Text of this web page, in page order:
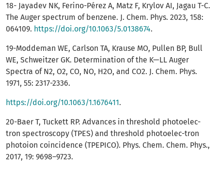
18- Jayadev NK, Ferino-Pérez A, Matz F, Krylov AI, Jagau T-C.
The Auger spectrum of benzene. J. Chem. Phys. 2023, 158:
064109. https://doi.org/10.1063/5.0138674.
19-Moddeman WE, Carlson TA, Krause MO, Pullen BP, Bull
WE, Schweitzer GK. Determination of the K—LL Auger
Spectra of N2, O2, CO, NO, H2O, and CO2. J. Chem. Phys.
1971, 55: 2317-2336.
https://doi.org/10.1063/1.1676411.
20-Baer T, Tuckett RP. Advances in threshold photoelec-
tron spectroscopy (TPES) and threshold photoelec-tron
photoion coincidence (TPEPICO). Phys. Chem. Chem. Phys.,
2017, 19: 9698–9723.